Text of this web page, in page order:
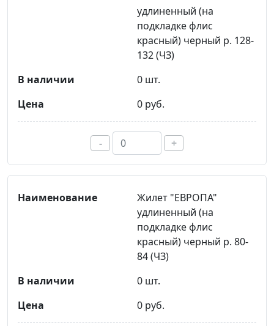
удлиненный (на
подкладке флис
красный) черный р. 128-
132 (ЧЗ)
0 шт.
0 руб.
- +
Жилет "ЕВРОПА"
удлиненный (на
подкладке флис
красный) черный р. 80-
84 (ЧЗ)
0 шт.
0 руб.